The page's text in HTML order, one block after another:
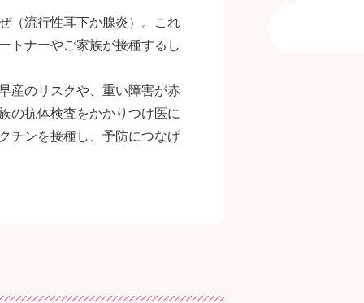
（流行性耳下か腺炎）。これ
トナーやご家族が接種するし
産のリスクや、重い障害が赤
の抗体検査をかかりつけ医に
チンを接種し、予防につなげ